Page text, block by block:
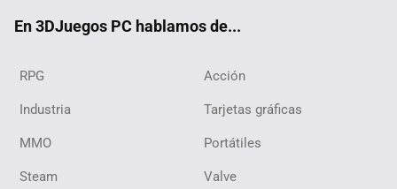
En 3DJuegos PC hablamos de...
RPG Acción
Industria Tarjetas gráficas
MMO Portátiles
Steam Valve